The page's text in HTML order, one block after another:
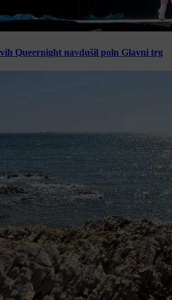
Queernight navdušil poln Glavni trg